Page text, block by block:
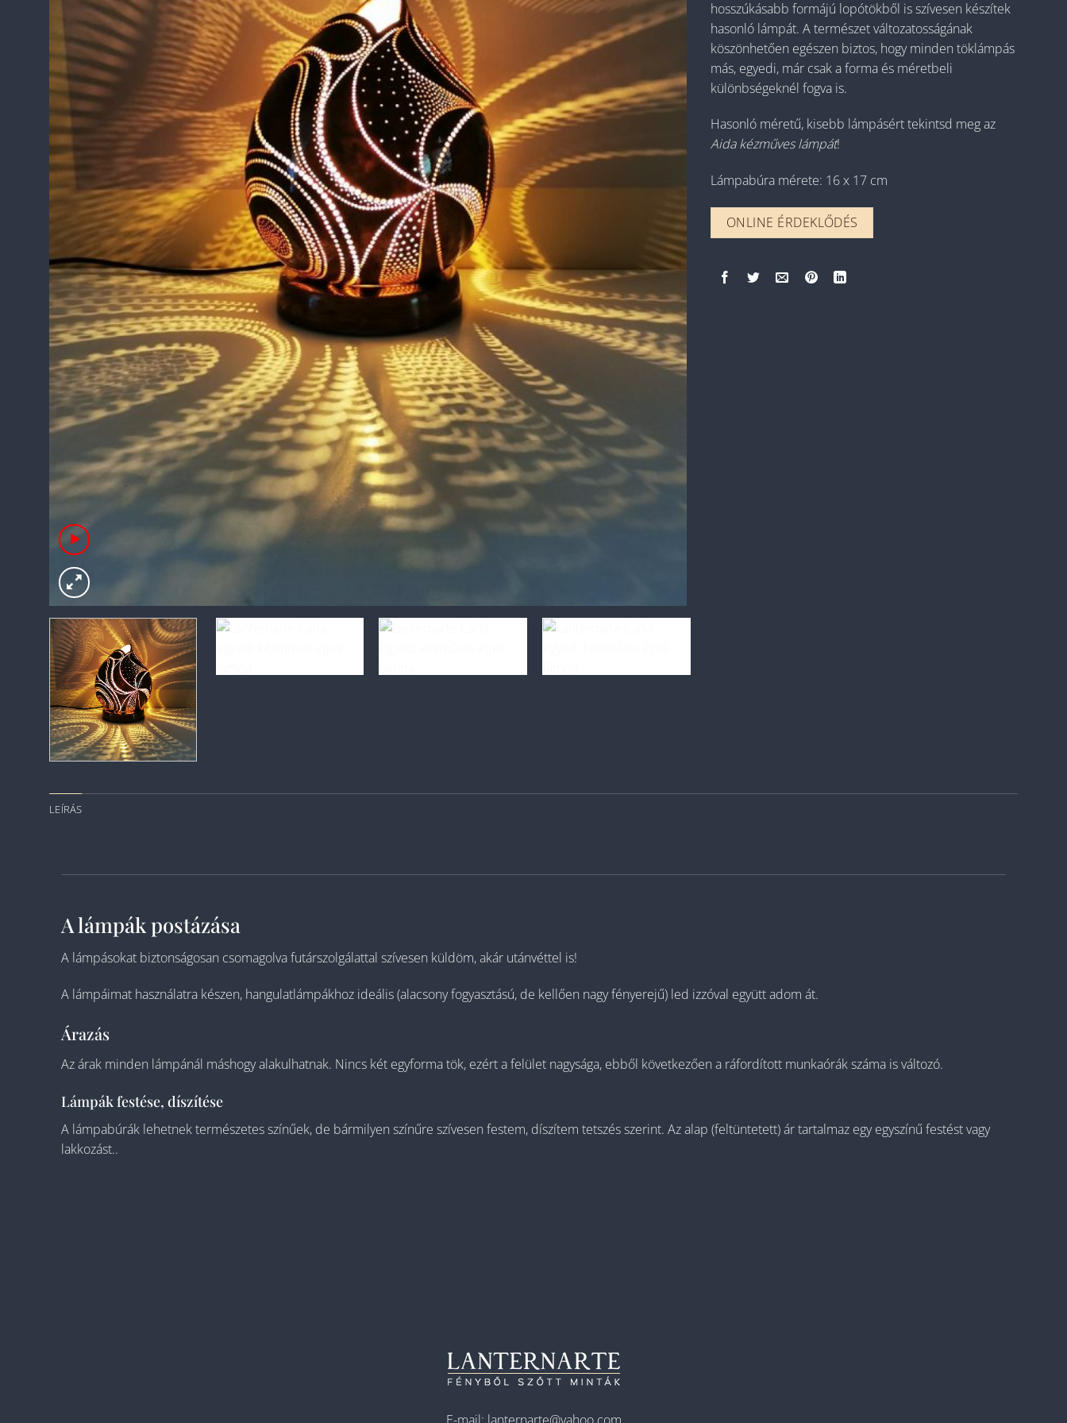
hosszúkásabb formájú lopótökből is szívesen készítek
hasonló lámpát. A természet változatosságának
köszönhetően egészen biztos, hogy minden töklámpás
más, egyedi, már csak a forma és méretbeli
különbségeknél fogva is.
Hasonló méretű, kisebb lámpásért tekintsd meg az
Aida kézműves lámpát!
Lámpabúra mérete: 16 x 17 cm
ONLINE ÉRDEKLŐDÉS
LEÍRÁS
A lámpák postázása
A lámpásokat biztonságosan csomagolva futárszolgálattal szívesen küldöm, akár utánvéttel is!
A lámpáimat használatra készen, hangulatlámpákhoz ideális (alacsony fogyasztású, de kellően nagy fényerejű) led izzóval együtt adom át.
Árazás
Az árak minden lámpánál máshogy alakulhatnak. Nincs két egyforma tök, ezért a felület nagysága, ebből következően a ráfordított munkaórák száma is változó.
Lámpák festése, díszítése
A lámpabúrák lehetnek természetes színűek, de bármilyen színűre szívesen festem, díszítem tetszés szerint. Az alap (feltüntetett) ár tartalmaz egy egyszínű festést vagy
lakkozást..